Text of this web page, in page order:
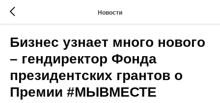
Новости
Бизнес узнает много нового
– гендиректор Фонда
президентских грантов о
Премии #МЫВМЕСТЕ